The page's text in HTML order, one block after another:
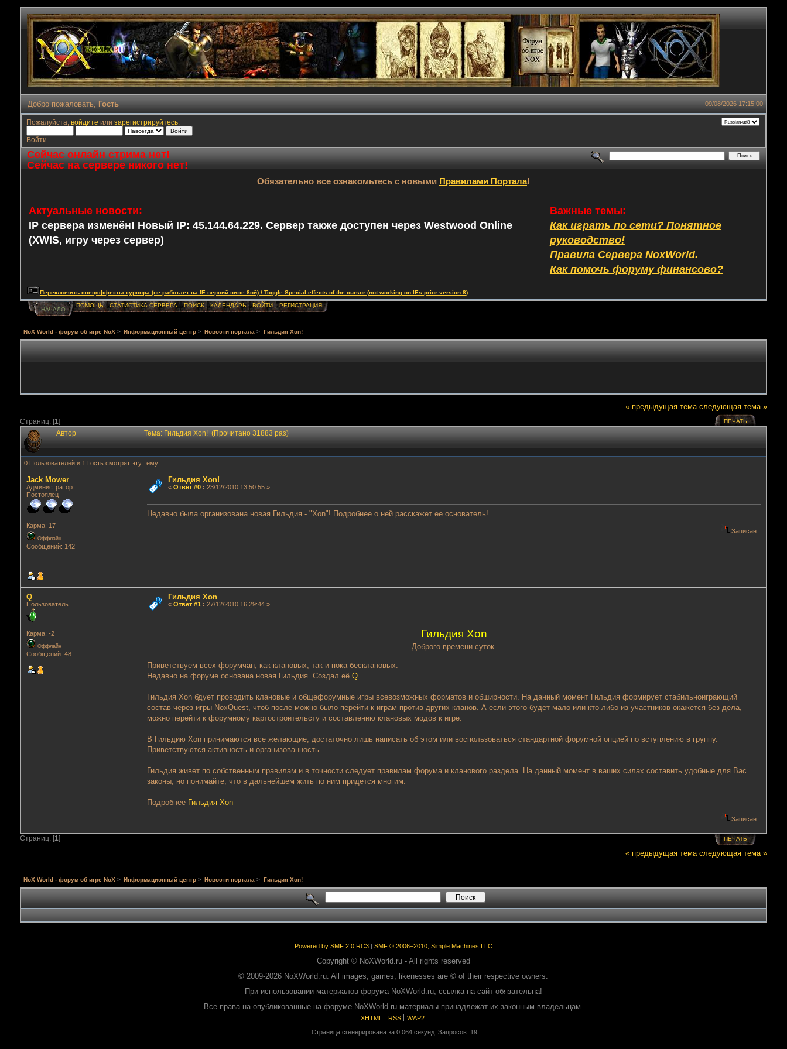
09/08/2026 17:15:00
Добро пожаловать, Гость
Пожалуйста, войдите или зарегистрируйтесь.
Войти
Сейчас онлайн стрима нет!
Сейчас на сервере никого нет!
Обязательно все ознакомьтесь с новыми Правилами Портала!
Актуальные новости:
IP сервера изменён! Новый IP: 45.144.64.229. Сервер также доступен через Westwood Online
(XWIS, игру через сервер)
Важные темы:
Как играть по сети? Понятное
руководство!
Правила Сервера NoxWorld.
Как помочь форуму финансово?
Переключить спецэффекты курсора (не работает на IE версий ниже 8ой) / Toggle Special effects of the cursor (not working on IEs prior version 8)
НАЧАЛО
ПОМОЩЬ СТАТИСТИКА СЕРВЕРА ПОИСК КАЛЕНДАРЬ ВОЙТИ РЕГИСТРАЦИЯ
NoX World - форум об игре NoX > Информационный центр > Новости портала > Гильдия Xon!
« предыдущая тема следующая тема »
Страниц: [1] ПЕЧАТЬ
Автор Тема: Гильдия Xon! (Прочитано 31883 раз)
0 Пользователей и 1 Гость смотрят эту тему.
Jack Mower
Администратор
Постоялец
Карма: 17
Оффлайн
Сообщений: 142
Гильдия Xon!
« Ответ #0: 23/12/2010 13:50:55 »
Недавно была организована новая Гильдия - "Xon"! Подробнее о ней расскажет ее основатель!
Записан
Q
Пользователь
Карма: -2
Оффлайн
Сообщений: 48
Гильдия Xon
« Ответ #1: 27/12/2010 16:29:44 »
Гильдия Xon
Доброго времени суток.
Приветствуем всех форумчан, как клановых, так и пока бесклановых.
Недавно на форуме основана новая Гильдия. Создал еёQ
Гильдия Xon бдует проводить клановые и общефорумные игры всевозможных форматов и обширности. На данный момент Гильдия формирует стабильноиграющий
состав через игры NoxQuest, чтоб после можно было перейти к играм против других кланов. А если этого будет мало или кто-либо из участников окажется без дела,
можно перейти к форумному картостроительсту и составлению клановых модов к игре.
В Гильдию Xon принимаются все желающие, достаточно лишь написать об этом или воспользоваться стандартной форумной опцией по вступлению в группу.
Приветствуются активность и организованность.
Гильдия живет по собственным правилам и в точности следует правилам форума и кланового раздела. На данный момент в ваших силах составить удобные для Вас
законы, но понимайте, что в дальнейшем жить по ним придется многим.
Подробнее Гильдия Xon
Записан
ПЕЧАТЬ
Страниц: [1]
« предыдущая тема следующая тема »
NoX World - форум об игре NoX > Информационный центр > Новости портала > Гильдия Xon!
Powered by SMF 2.0 RC3| SMF © 2006–2010, Simple Machines LLC
Copyright © NoXWorld.ru - All rights reserved
© 2009-2026 NoXWorld.ru. All images, games, likenesses are © of their respective owners.
При использовании материалов форума NoXWorld.ru, ссылка на сайт обязательна!
Все права на опубликованные на форуме NoXWorld.ru материалы принадлежат их законным владельцам.
XHTML RSS
WAP2
Страница сгенерирована за 0.064 секунд. Запросов: 19.